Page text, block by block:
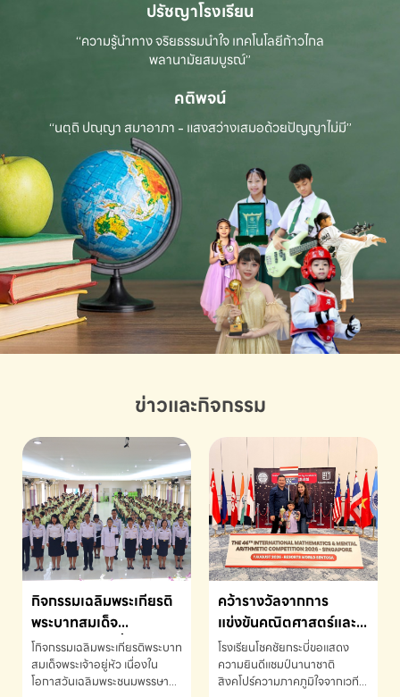
ปรัชญาโรงเรียน
“ความรู้นำทาง จริยธรรมนำใจ เทคโนโลยีก้าวไกล
พลานามัยสมบูรณ์”
คติพจน์
“นตฺถิ ปณฺญา สมาอาภา - แสงสว่างเสมอด้วยปัญญาไม่มี”
ข่าวและกิจกรรม
กิจกรรมเฉลิมพระเกียรติ
พระบาทสมเด็จ
พระเจ้าอยู่หัว เนื่องใน
โอกาสวันเฉลิม
พระชนมพรรษา
โกิจกรรมเฉลิมพระเกียรติพระบาท
สมเด็จพระเจ้าอยู่หัว เนื่องใน
โอกาสวันเฉลิมพระชนมพรรษา
คว้ารางวัลจากการ
แข่งขันคณิตศาสตร์และ
คณิตคิดเร็วนานาชาติ
ครั้งที่ 46 ประจำปี 2569
ณ ประเทศสิงคโปร์
โรงเรียนโชคชัยกระบี่ขอแสดง
ความยินดีแชมป์นานาชาติ
สิงคโปร์ความภาคภูมิใจจากเวที